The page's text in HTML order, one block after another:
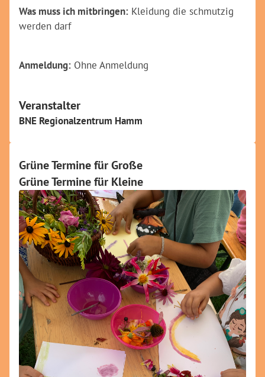
Was muss ich mitbringen: Kleidung die schmutzig
werden darf
Anmeldung: Ohne Anmeldung
Veranstalter
BNE Regionalzentrum Hamm
Grüne Termine für Große
Grüne Termine für Kleine